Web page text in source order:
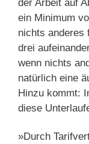
der Arbeit auf
ein Minimum
nichts anderes
drei
wenn nichts
natürlich eine
Hinzu kommt:
diese
»Durch